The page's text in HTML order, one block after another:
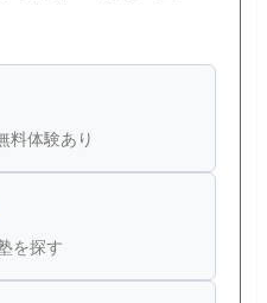
料体験あり
を探す